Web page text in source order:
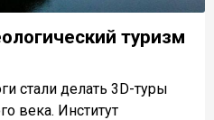
туризм
стали делать 3D-туры
века. Институт